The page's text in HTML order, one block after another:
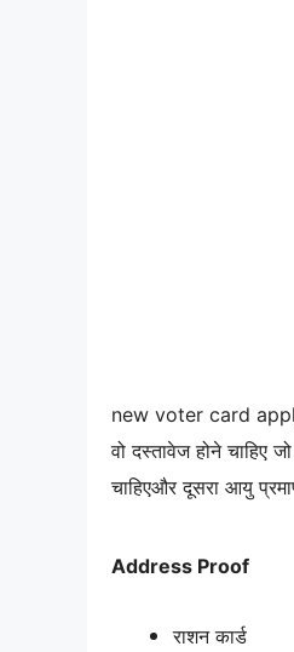
new voter card
वो दस्तावेज होने चाहिए
चाहिएऔर दूसरा आयु
Address Proof
राशन कार्ड